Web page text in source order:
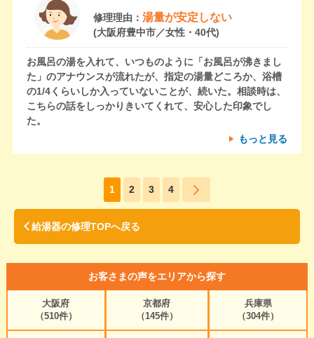
修理理由： 湯量が安定しない
(大阪府豊中市／女性・40代)
お風呂の湯を入れて、いつものように「お風呂が沸きまし
た」のアナウンスが流れたが、指定の湯量どころか、浴槽
の1/4くらいしか入っていないことが、続いた。相談時は、
こちらの話をしっかりきいてくれて、安心した印象でし
た。
もっと見る
1 2 3 4
給湯器の修理TOPへ戻る
お客さまの声をエリアから探す
大阪府
（510件）
京都府
（145件）
兵庫県
（304件）